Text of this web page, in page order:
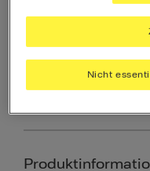
Toscana Grande
6
Nicht